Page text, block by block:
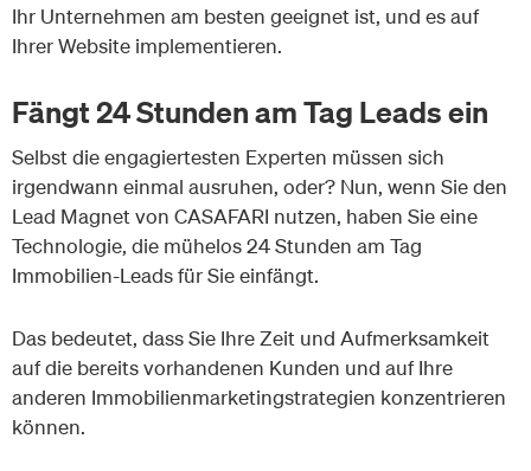
Ihr Unternehmen am besten geeignet ist, und es auf
Ihrer Website implementieren.
Fängt 24 Stunden am Tag Leads ein
Selbst die engagiertesten Experten müssen sich
irgendwann einmal ausruhen, oder? Nun, wenn Sie den
Lead Magnet von CASAFARI nutzen, haben Sie eine
Technologie, die mühelos 24 Stunden am Tag
Immobilien-Leads für Sie einfängt.
Das bedeutet, dass Sie Ihre Zeit und Aufmerksamkeit
auf die bereits vorhandenen Kunden und auf Ihre
anderen Immobilienmarketingstrategien konzentrieren
können.